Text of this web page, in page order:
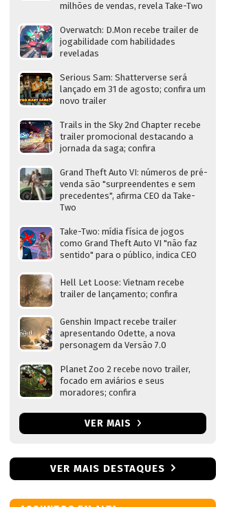
milhões de vendas, revela Take-Two
Overwatch: D.Mon recebe trailer de
jogabilidade com habilidades
reveladas
Serious Sam: Shatterverse será
lançado em 31 de agosto; confira um
novo trailer
Trails in the Sky 2nd Chapter recebe
trailer promocional destacando a
jornada da saga; confira
Grand Theft Auto VI: números de pré-
venda são "surpreendentes e sem
precedentes", afirma CEO da Take-
Two
Take-Two: mídia física de jogos
como Grand Theft Auto VI "não faz
sentido" para o público, indica CEO
Hell Let Loose: Vietnam recebe
trailer de lançamento; confira
Genshin Impact recebe trailer
apresentando Odette, a nova
personagem da Versão 7.0
Planet Zoo 2 recebe novo trailer,
focado em aviários e seus
moradores; confira
VER MAIS
VER MAIS DESTAQUES